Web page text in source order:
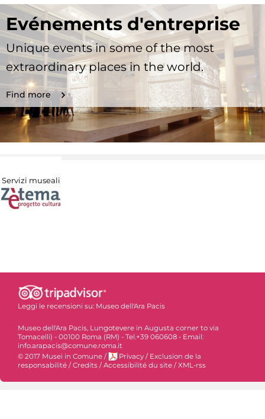
Evénements d'entreprise
Unique events in some of the most
extraordinary places in the world.
Find more
Servizi museali
Leggi le recensioni su: Museo dell'Ara Pacis
Museo dell'Ara Pacis, Lungotevere in Augusta corner to via
Tomacelli) - 00100 Roma (RM) - Tel.+39 060608 - Email:
info.arapacis@comune.roma.it
© 2017 Musei in Comune / Privacy / Exclusion de la
responsabilité / Credits / Accessibilité du site / XML-rss